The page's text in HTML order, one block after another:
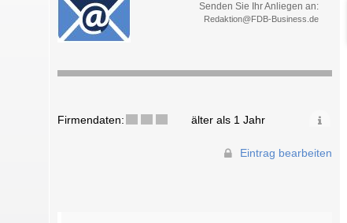
Senden Sie Ihr Anliegen an:
Redaktion@FDB-Business.de
Firmendaten: älter als 1 Jahr
Eintrag bearbeiten